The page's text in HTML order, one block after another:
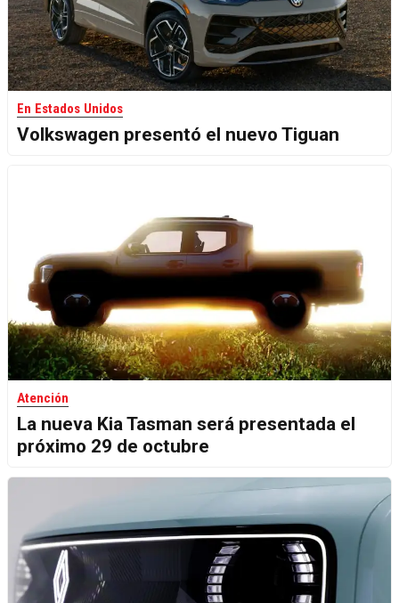
En Estados Unidos
Volkswagen presentó el nuevo Tiguan
Atención
La nueva Kia Tasman será presentada el
próximo 29 de octubre